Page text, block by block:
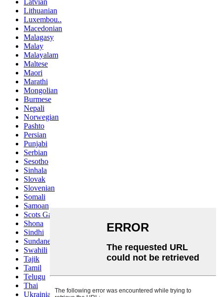
Latvian
Lithuanian
Luxembou..
Macedonian
Malagasy
Malay
Malayalam
Maltese
Maori
Marathi
Mongolian
Burmese
Nepali
Norwegian
Pashto
Persian
Punjabi
Serbian
Sesotho
Sinhala
Slovak
Slovenian
Somali
Samoan
Scots Gaelic
Shona
Sindhi
Sundanese
Swahili
Tajik
Tamil
Telugu
Thai
Ukrainian